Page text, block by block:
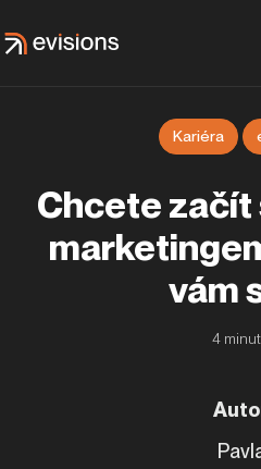
Chcete začít
vám
4
Kariéra